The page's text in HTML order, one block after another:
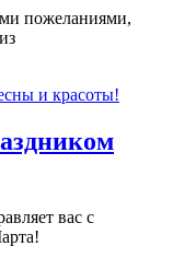
пожеланиями,
вас с